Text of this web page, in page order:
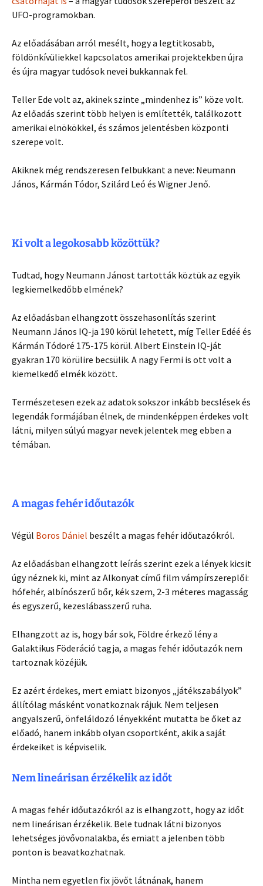
UFO-programokban.
Az előadásában arról mesélt, hogy a legtitkosabb,
földönkívüliekkel kapcsolatos amerikai projektekben újra
és újra magyar tudósok nevei bukkannak fel.
Teller Ede volt az, akinek szinte „mindenhez is” köze volt.
Az előadás szerint több helyen is említették, találkozott
amerikai elnökökkel, és számos jelentésben központi
szerepe volt.
Akiknek még rendszeresen felbukkant a neve: Neumann
János, Kármán Tódor, Szilárd Leó és Wigner Jenő.
Ki volt a legokosabb közöttük?
Tudtad, hogy Neumann Jánost tartották köztük az egyik
legkiemelkedőbb elmének?
Az előadásban elhangzott összehasonlítás szerint
Neumann János IQ-ja 190 körül lehetett, míg Teller Edéé és
Kármán Tódoré 175-175 körül. Albert Einstein IQ-ját
gyakran 170 körülire becsülik. A nagy Fermi is ott volt a
kiemelkedő elmék között.
Természetesen ezek az adatok sokszor inkább becslések és
legendák formájában élnek, de mindenképpen érdekes volt
látni, milyen súlyú magyar nevek jelentek meg ebben a
témában.
A magas fehér időutazók
Végül Boros Dániel beszélt a magas fehér időutazókról.
Az előadásban elhangzott leírás szerint ezek a lények kicsit
úgy néznek ki, mint az Alkonyat című film vámpírszereplői:
hófehér, albínószerű bőr, kék szem, 2-3 méteres magasság
és egyszerű, kezeslábasszerű ruha.
Elhangzott az is, hogy bár sok, Földre érkező lény a
Galaktikus Föderáció tagja, a magas fehér időutazók nem
tartoznak közéjük.
Ez azért érdekes, mert emiatt bizonyos „játékszabályok”
állítólag másként vonatkoznak rájuk. Nem teljesen
angyalszerű, önfeláldozó lényekként mutatta be őket az
előadó, hanem inkább olyan csoportként, akik a saját
érdekeiket is képviselik.
Nem lineárisan érzékelik az időt
A magas fehér időutazókról az is elhangzott, hogy az időt
nem lineárisan érzékelik. Bele tudnak látni bizonyos
lehetséges jövővonalakba, és emiatt a jelenben több
ponton is beavatkozhatnak.
Mintha nem egyetlen fix jövőt látnának, hanem